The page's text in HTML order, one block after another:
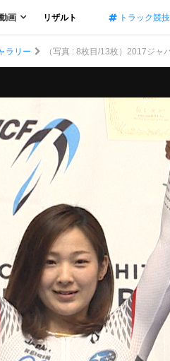
動画 リザルト トラック競技
ラリー （写真 : 8枚目/13枚）2017ジ